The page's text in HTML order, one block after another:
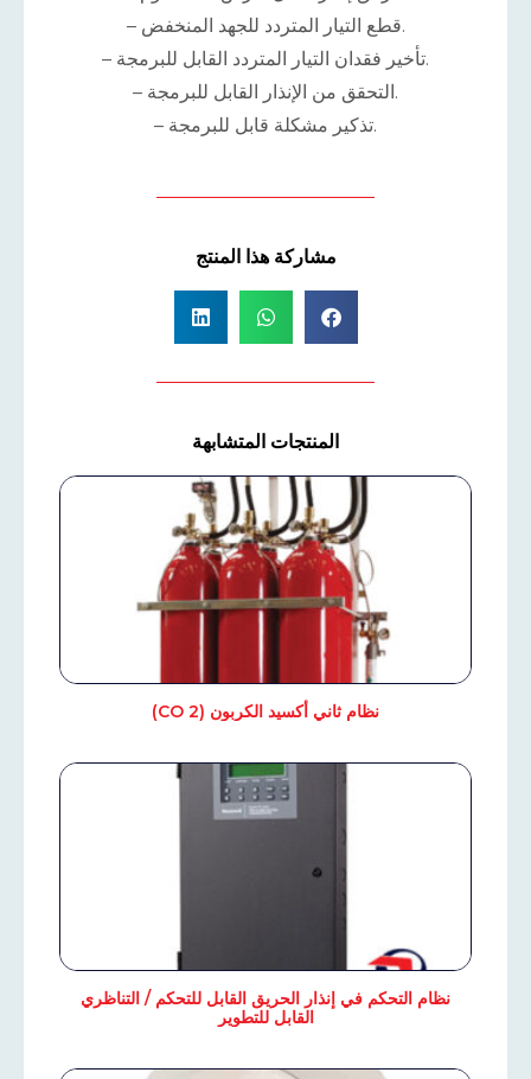
– قطع التيار المتردد للجهد المنخفض.
– تأخير فقدان التيار المتردد القابل للبرمجة.
– التحقق من الإنذار القابل للبرمجة.
– تذكير مشكلة قابل للبرمجة.
مشاركة هذا المنتج
المنتجات المتشابهة
نظام ثاني أكسيد الكربون (CO 2)
نظام التحكم في إنذار الحريق القابل للتحكم / التناظري
القابل للتطوير